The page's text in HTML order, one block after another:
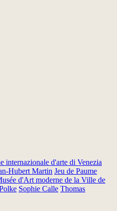
internazionale d'arte di Venezia
Hubert Martin Jeu de Paume
d'Art moderne de la Ville de
Sophie Calle Thomas